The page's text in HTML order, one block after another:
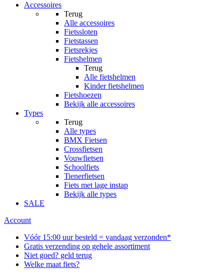
Accessoires
Terug
Alle accessoires
Fietssloten
Fietstassen
Fietsrekjes
Fietshelmen
Terug
Alle fietshelmen
Kinder fietshelmen
Fietshoezen
Bekijk alle accessoires
Types
Terug
Alle types
BMX Fietsen
Crossfietsen
Vouwfietsen
Schoolfiets
Tienerfietsen
Fiets met lage instap
Bekijk alle types
SALE
Account
Vóór 15:00 uur besteld = vandaag verzonden*
Gratis verzending op gehele assortiment
Niet goed? geld terug
Welke maat fiets?